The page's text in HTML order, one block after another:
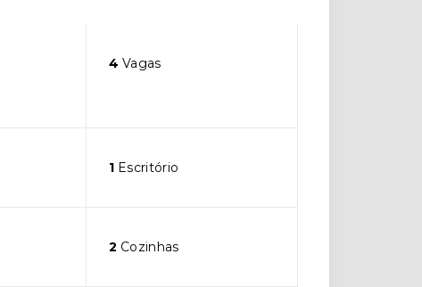
4 Vagas
1 Escritório
2 Cozinhas